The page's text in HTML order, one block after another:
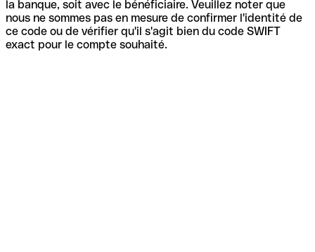
la banque, soit avec le bénéficiaire. Veuillez noter que
nous ne sommes pas en mesure de confirmer l'identité de
ce code ou de vérifier qu'il s'agit bien du code SWIFT
exact pour le compte souhaité.